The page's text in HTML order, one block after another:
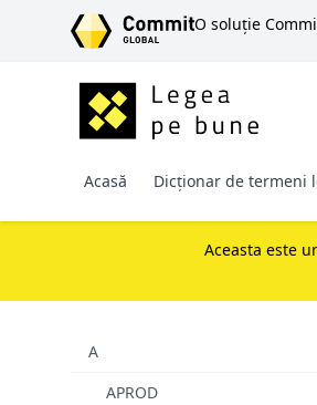
SARI LA CONȚINUT
O soluție
Acasă Dicționar de termeni
Aceasta este
A
APROD